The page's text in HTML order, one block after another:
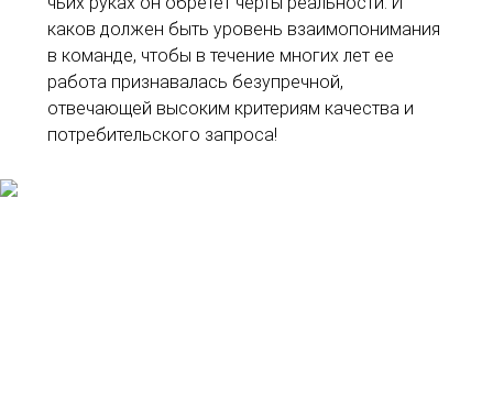
каков должен быть уровень взаимопонимания
в команде, чтобы в течение многих лет ее
работа признавалась безупречной,
отвечающей высоким критериям качества и
потребительского запроса!